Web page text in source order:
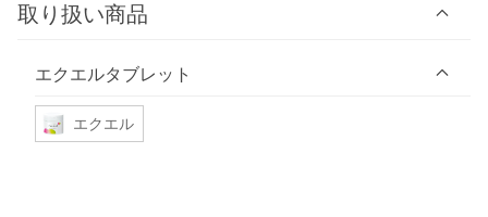
取り扱い商品
エクエルタブレット
エクエル